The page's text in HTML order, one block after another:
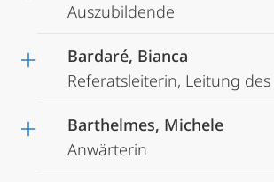
Auszubildende
Bardaré, Bianca
Referatsleiterin, Leitung
Barthelmes, Michele
Anwärterin